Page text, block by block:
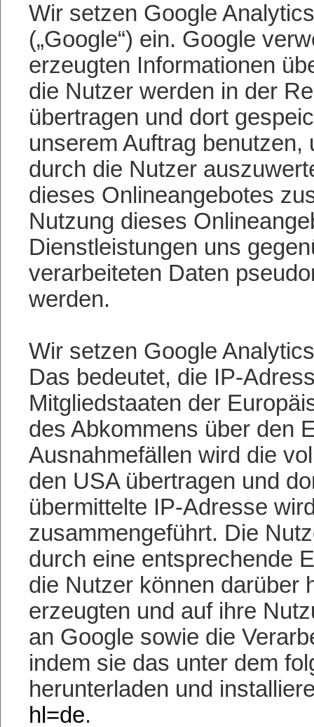
Wir setzen Google
(„Google“) ein. Google
erzeugten Informationen
die Nutzer werden in der
übertragen und dort
unserem Auftrag
durch die Nutzer
dieses Onlineangebotes
Nutzung dieses
Dienstleistungen uns
verarbeiteten Daten
werden.
Wir setzen Google
Das bedeutet, die IP-
Mitgliedstaaten der
des Abkommens über den
Ausnahmefällen wird die
den USA übertragen und
übermittelte IP-Adresse
zusammengeführt. Die
durch eine entsprechende
die Nutzer können darüber
erzeugten und auf ihre
an Google sowie die
indem sie das unter dem
herunterladen und
hl=de.